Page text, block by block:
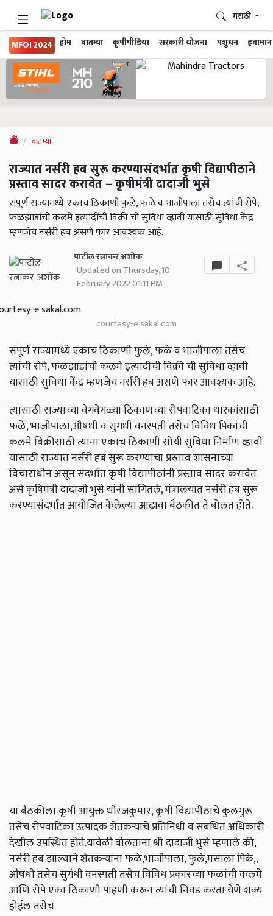
MFOI 2024 होम बातम्या कृषीपीडिया सरकारी योजना पशुधन हवामान
मराठी
बातम्या
राज्यात नर्सरी हब सुरू करण्यासंदर्भात कृषी विद्यापीठाने
प्रस्ताव सादर करावेत – कृषीमंत्री दादाजी भुसे
संपूर्ण राज्यामध्ये एकाच ठिकाणी फुले, फळे व भाजीपाला तसेच त्यांची रोपे,
फळझाडांची कलमे इत्यादींची विक्री ची सुविधा व्हावी यासाठी सुविधा केंद्र
म्हणजेच नर्सरी हब असणे फार आवश्यक आहे.
पाटील रत्नाकर अशोक
Updated on Thursday, 10
February 2022 01:11 PM
courtesy-e sakal.com
संपूर्ण राज्यामध्ये एकाच ठिकाणी फुले, फळे व भाजीपाला तसेच
त्यांची रोपे, फळझाडांची कलमे इत्यादींची विक्री ची सुविधा व्हावी
यासाठी सुविधा केंद्र म्हणजेच नर्सरी हब असणे फार आवश्यक आहे.
त्यासाठी राज्याच्या वेगवेगळ्या ठिकाणच्या रोपवाटिका धारकांसाठी
फळे, भाजीपाला,औषधी व सुगंधी वनस्पती तसेच विविध पिकांची
कलमे विक्रीसाठी त्यांना एकाच ठिकाणी सोयी सुविधा निर्माण व्हावी
यासाठी राज्यात नर्सरी हब सुरू करण्याचा प्रस्ताव शासनाच्या
विचाराधीन असून संदर्भात कृषी विद्यापीठांनी प्रस्ताव सादर करावेत
असे कृषिमंत्री दादाजी भुसे यांनी सांगितले, मंत्रालयात नर्सरी हब सुरू
करण्यासंदर्भात आयोजित केलेल्या आढावा बैठकीत ते बोलत होते.
या बैठकीला कृषी आयुक्त धीरजकुमार, कृषी विद्यापीठांचे कुलगुरू
तसेच रोपवाटिका उत्पादक शेतकऱ्यांचे प्रतिनिधी व संबंधित अधिकारी
देखील उपस्थित होते.यावेळी बोलताना श्री दादाजी भुसे म्हणाले की,
नर्सरी हब झाल्याने शेतकऱ्यांना फळे,भाजीपाला, फुले,मसाला पिके,,
औषधी तसेच सुगंधी वनस्पती तसेच विविध प्रकारच्या फळांची कलमे
आणि रोपे एका ठिकाणी पाहणी करून त्यांची निवड करता येणे शक्य
होईल तसेच